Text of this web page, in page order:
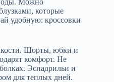
Можно
которые
удобную: кроссовки
Шорты, юбки и
комфорт. Не
Эспадрильи и
для теплых дней.